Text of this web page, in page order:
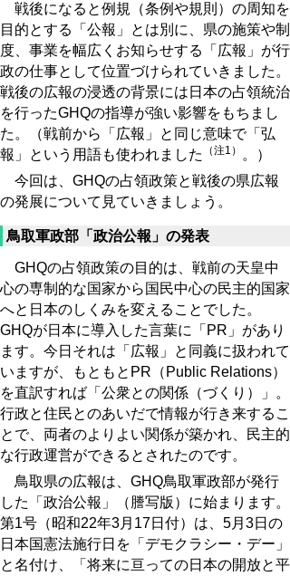
戦後になると例規（条例や規則）の周知を
目的とする「公報」とは別に、県の施策や制
度、事業を幅広くお知らせする「広報」が行
政の仕事として位置づけられていきました。
戦後の広報の浸透の背景には日本の占領統治
を行ったGHQの指導が強い影響をもちまし
た。（戦前から「広報」と同じ意味で「弘
報」という用語も使われました
（注1）
。）
今回は、GHQの占領政策と戦後の県広報
の発展について見ていきましょう。
鳥取軍政部「政治公報」の発表
GHQの占領政策の目的は、戦前の天皇中
心の専制的な国家から国民中心の民主的国家
へと日本のしくみを変えることでした。
GHQが日本に導入した言葉に「PR」があり
ます。今日それは「広報」と同義に扱われて
いますが、もともとPR（Public Relations）
を直訳すれば「公衆との関係（づくり）」。
行政と住民とのあいだで情報が行き来するこ
とで、両者のよりよい関係が築かれ、民主的
な行政運営ができるとされたのです。
鳥取県の広報は、GHQ鳥取軍政部が発行
した「政治公報」（謄写版）に始まります。
第1号（昭和22年3月17日付）は、5月3日の
日本国憲法施行日を「デモクラシー・デー」
と名付け、「将来に亘っての日本の開放と平